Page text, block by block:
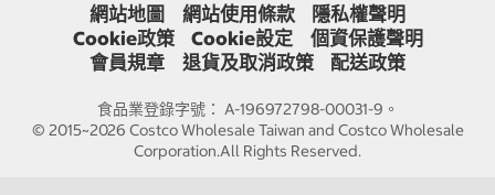
網站地圖 網站使用條款
隱私權聲明
Cookie政策
Cookie設定
個資保護聲明
會員規章
退貨及取消政策 配送政策
食品業登錄字號： A-196972798-00031-9。
© 2015~2026 Costco Wholesale Taiwan and Costco Wholesale
Corporation.All Rights Reserved.